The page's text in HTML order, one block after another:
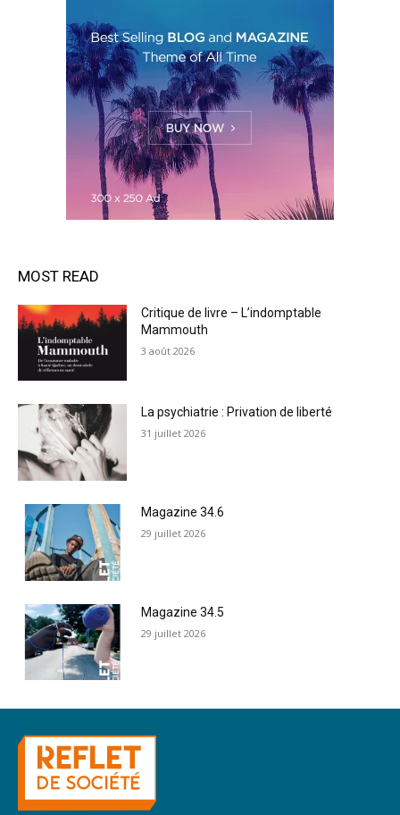
MOST READ
Critique de livre – L’indomptable
Mammouth
3 août 2026
La psychiatrie : Privation de liberté
31 juillet 2026
Magazine 34.6
29 juillet 2026
Magazine 34.5
29 juillet 2026